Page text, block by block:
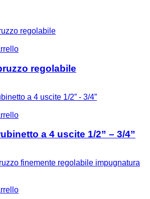
regolabile
a 4 uscite 1/2” – 3/4”